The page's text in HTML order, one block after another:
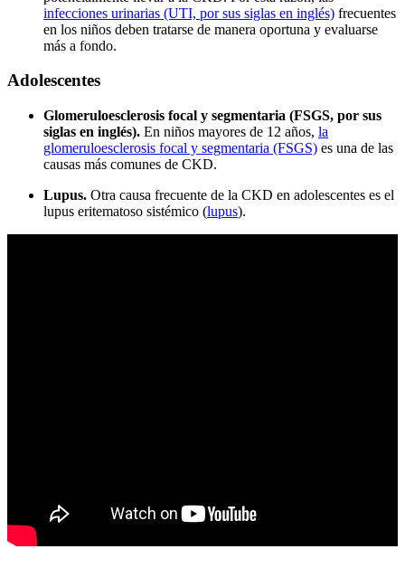
infecciones urinarias (UTI, por sus siglas en inglés) frecuentes
en los niños deben tratarse de manera oportuna y evaluarse
más a fondo.
Adolescentes
Glomeruloesclerosis focal y segmentaria (FSGS, por sus
siglas en inglés). En niños mayores de 12 años, la
glomeruloesclerosis focal y segmentaria (FSGS) es una de las
causas más comunes de CKD.
Lupus. Otra causa frecuente de la CKD en adolescentes es el
lupus eritematoso sistémico (lupus).